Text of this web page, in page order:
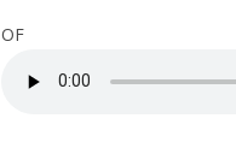
OF